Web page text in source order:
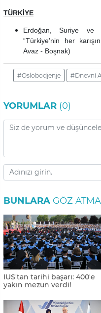
TÜRKİYE
Erdoğan, Suriye ve
“Türkiye’nin her
Avaz - Boşnak)
#Oslobodjenje #Dnevni
YORUMLAR (0)
BUNLARA GÖZ
IUS'tan tarihi başarı: 400'e
yakın mezun verdi!